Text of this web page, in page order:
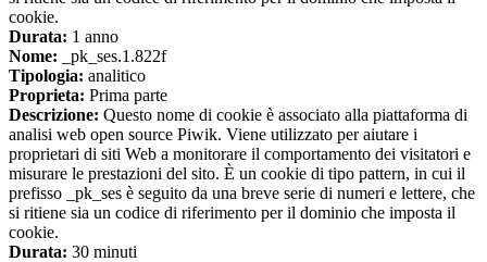
cookie.
Durata: 1 anno
Nome: _pk_ses.1.822f
Tipologia: analitico
Proprieta: Prima parte
Descrizione: Questo nome di cookie è associato alla piattaforma di
analisi web open source Piwik. Viene utilizzato per aiutare i
proprietari di siti Web a monitorare il comportamento dei visitatori e
misurare le prestazioni del sito. È un cookie di tipo pattern, in cui il
prefisso _pk_ses è seguito da una breve serie di numeri e lettere, che
si ritiene sia un codice di riferimento per il dominio che imposta il
cookie.
Durata: 30 minuti